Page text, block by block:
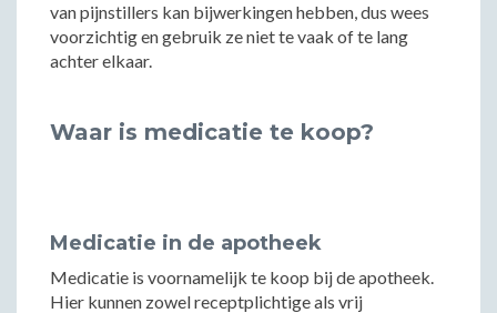
van pijnstillers kan bijwerkingen hebben, dus wees
voorzichtig en gebruik ze niet te vaak of te lang
achter elkaar.
Waar is medicatie te koop?
Medicatie in de apotheek
Medicatie is voornamelijk te koop bij de apotheek.
Hier kunnen zowel receptplichtige als vrij